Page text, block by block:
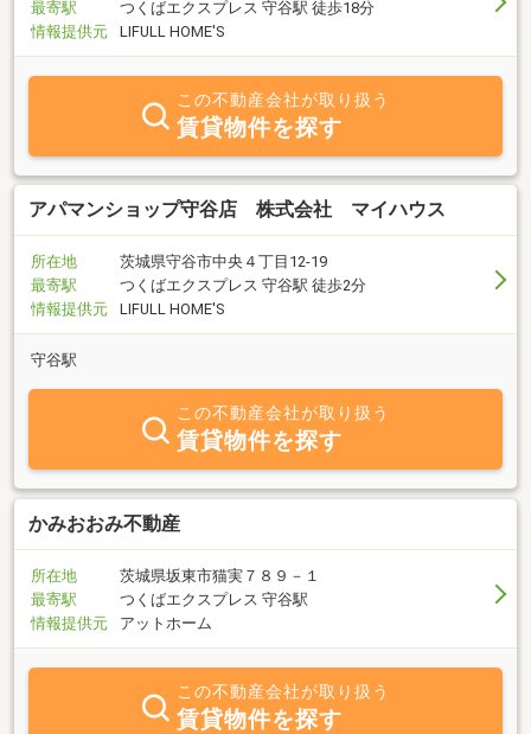
県13店舗・千葉2店舗のネットワークの当社へお任せ！賃貸アパー
最寄駅
つくばエクスプレス 守谷駅 徒歩18分
情報提供元
LIFULL HOME'S
この不動産会社が取り扱う
賃貸物件を探す
アパマンショップ守谷店 株式会社 マイハウス
所在地
茨城県守谷市中央４丁目12-19
最寄駅
つくばエクスプレス 守谷駅 徒歩2分
情報提供元
LIFULL HOME'S
守谷駅
この不動産会社が取り扱う
賃貸物件を探す
かみおおみ不動産
所在地
茨城県坂東市猫実７８９－１
最寄駅
つくばエクスプレス 守谷駅
情報提供元
アットホーム
この不動産会社が取り扱う
賃貸物件を探す